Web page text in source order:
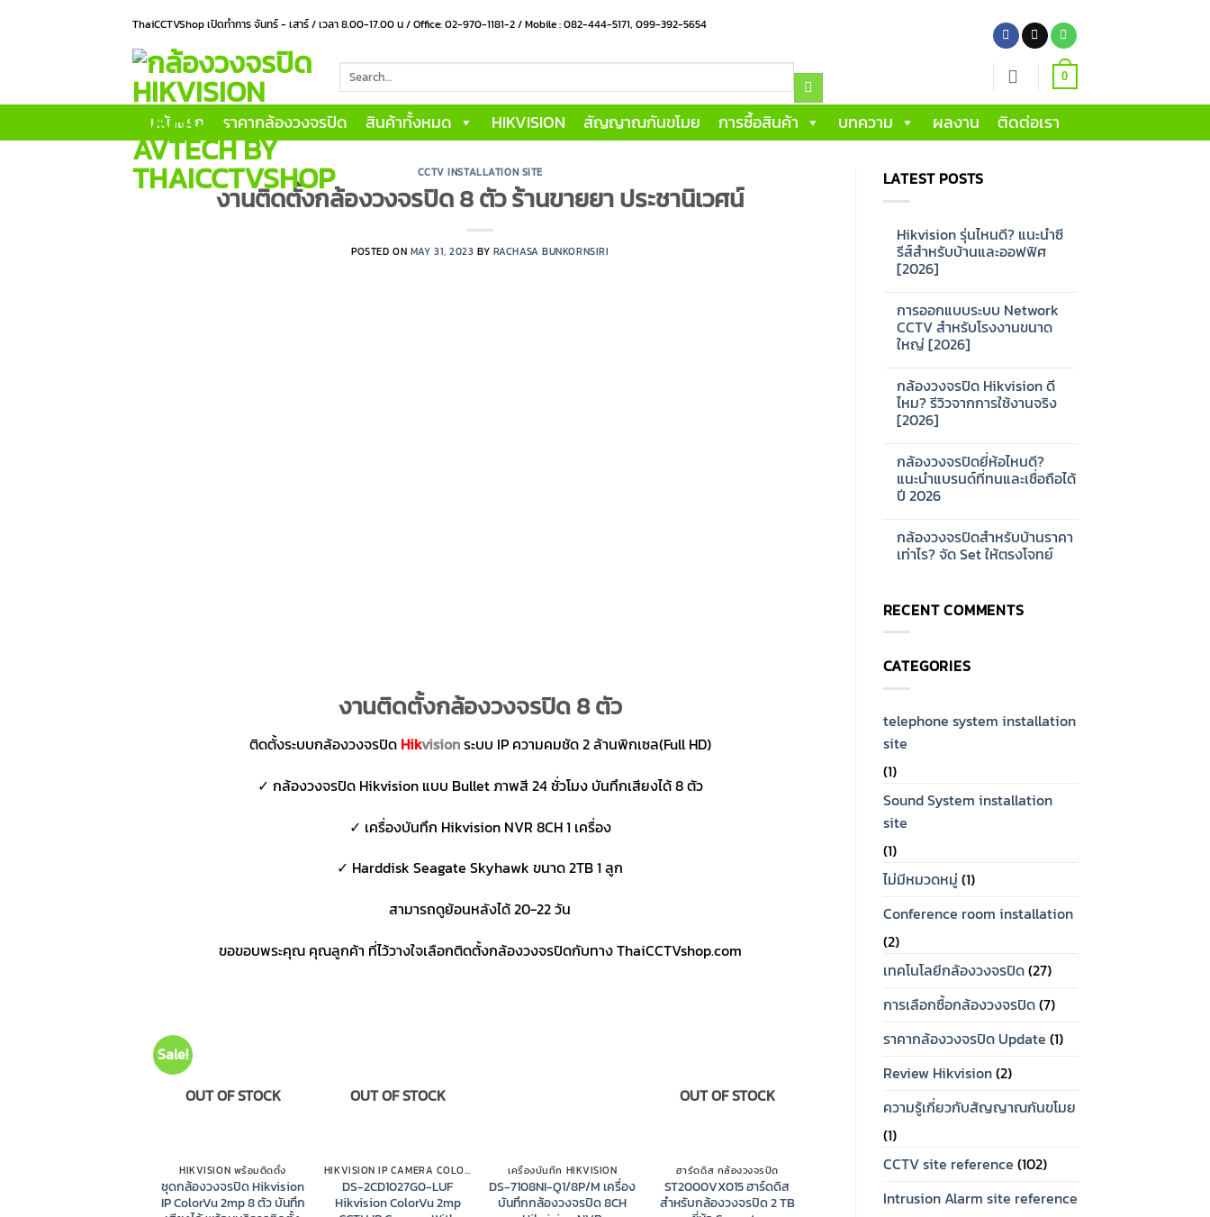
ThaiCCTVShop เปิดทำการ จันทร์ - เสาร์ / เวลา 8.00-17.00 น / Office: 02-970-1181-2 / Mobile : 082-444-5171, 099-392-5654
for:
0
หน้าแรก ราคากล้องวงจรปิด สินค้าทั้งหมด HIKVISION สัญญาณกันขโมย การซื้อสินค้า บทความ ผลงาน ติดต่อเรา
CCTV INSTALLATION SITE
งานติดตั้งกล้องวงจรปิด 8 ตัว ร้านขายยา ประชานิเวศน์
POSTED ON MAY 31, 2023 BY RACHASA BUNKORNSIRI
งานติดตั้งกล้องวงจรปิด 8 ตัว
ติดตั้งระบบกล้องวงจรปิด Hikvisionระบบ IP ความคมชัด 2 ล้านพิกเซล(Full HD)
✓ กล้องวงจรปิด Hikvision แบบ Bullet ภาพสี 24 ชั่วโมง บันทึกเสียงได้ 8 ตัว
✓ เครื่องบันทึก Hikvision NVR 8CH 1 เครื่อง
✓ Harddisk Seagate Skyhawk ขนาด 2TB 1 ลูก
สามารถดูย้อนหลังได้ 20-22 วัน
ขอขอบพระคุณ คุณลูกค้า ที่ไว้วางใจเลือกติดตั้งกล้องวงจรปิดกับทาง ThaiCCTVshop.com
Sale!
OUT OF STOCK
HIKVISION พร้อมติดตั้ง
ชุดกล้องวงจรปิด Hikvision
IP ColorVu 2mp 8 ตัว บันทึก
OUT OF STOCK
HIKVISION IP CAMERA COLORVU
DS-2CD1027G0-LUF
Hikvision ColorVu 2mp
เครื่องบันทึก HIKVISION
DS-7108NI-Q1/8P/M เครื่อง
บันทึกกล้องวงจรปิด 8CH
OUT OF STOCK
ฮาร์ดดิส กล้องวงจรปิด
ST2000VX015 ฮาร์ดดิส
สำหรับกล้องวงจรปิด 2 TB
LATEST POSTS
Hikvision รุ่นไหนดี? แนะนำซี
รีส์สำหรับบ้านและออฟฟิศ
[2026]
on
Hikvision
รุ่น
ไหน
ซี
รีส์
สำหรับ
บ้าน
และ
การออกแบบระบบ Network
CCTV สำหรับโรงงานขนาด
ใหญ่ [2026]
on
การ
ออกแบบ
ระบบ
สำหรับ
โรงงาน
ขนาด
ใหญ่
[2026]
กล้องวงจรปิด Hikvision ดี
ไหม? รีวิวจากการใช้งานจริง
[2026]
on
กล้อง
วงจรปิด
Hikvision
รีวิว
จาก
การ
[2026]
กล้องวงจรปิดยี่ห้อไหนดี?
แนะนำแบรนด์ที่ทนและเชื่อถือได้
ปี 2026
on
กล้อง
วงจรปิด
แนะนำ
แบรนด์
ที่
เชื่อ
ได้
กล้องวงจรปิดสำหรับบ้านราคา
เท่าไร? จัด Set ให้ตรงโจทย์
กล้อง
วงจรปิด
สำหรับ
เท่าไร?
Set
โจทย์
RECENT COMMENTS
CATEGORIES
telephone system installation
site
(1)
Sound System installation
site
(1)
ไม่มีหมวดหมู่ (1)
Conference room installation
(2)
เทคโนโลยีกล้องวงจรปิด(27)
การเลือกซื้อกล้องวงจรปิด(7)
ราคากล้องวงจรปิด Update (1)
Review Hikvision(2)
ความรู้เกี่ยวกับสัญญาณกันขโมย
(1)
CCTV site reference (102)
Intrusion Alarm site reference